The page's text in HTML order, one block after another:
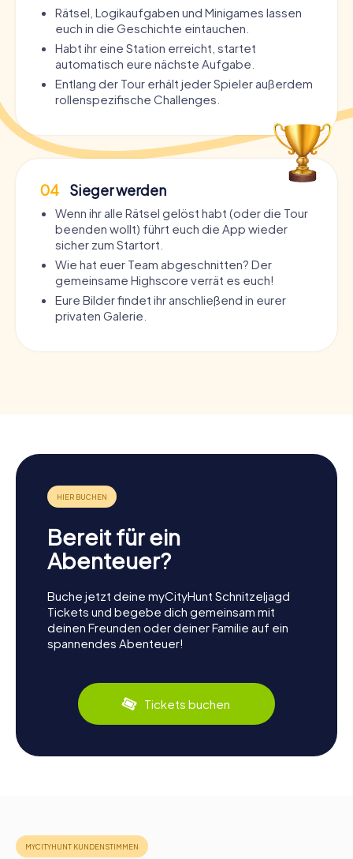
Rätsel, Logikaufgaben und Minigames lassen
euch in die Geschichte eintauchen.
Habt ihr eine Station erreicht, startet
automatisch eure nächste Aufgabe.
Entlang der Tour erhält jeder Spieler außerdem
rollenspezifische Challenges.
04 Sieger werden
Wenn ihr alle Rätsel gelöst habt (oder die Tour
beenden wollt) führt euch die App wieder
sicher zum Startort.
Wie hat euer Team abgeschnitten? Der
gemeinsame Highscore verrät es euch!
Eure Bilder findet ihr anschließend in eurer
privaten Galerie.
Bereit für ein
Abenteuer?
Buche jetzt deine myCityHunt Schnitzeljagd
Tickets und begebe dich gemeinsam mit
deinen Freunden oder deiner Familie auf ein
spannendes Abenteuer!
Tickets buchen